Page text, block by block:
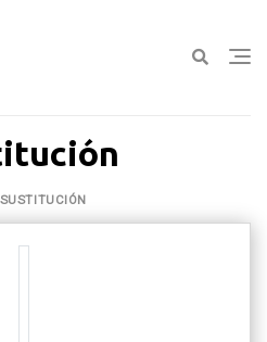
SUSTITUCIÓN